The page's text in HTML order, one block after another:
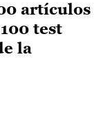
artículos
test
la